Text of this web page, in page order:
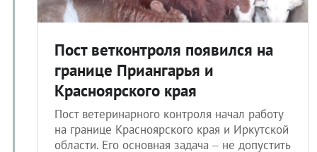
Пост ветконтроля появился на
границе Приангарья и
Красноярского края
Пост ветеринарного контроля начал работу
на границе Красноярского края и Иркутской